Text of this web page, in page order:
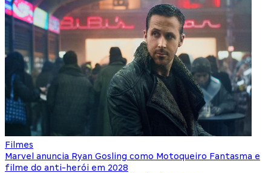
Filmes
Marvel anuncia Ryan Gosling como Motoqueiro Fantasma e
filme do anti-herói em 2028